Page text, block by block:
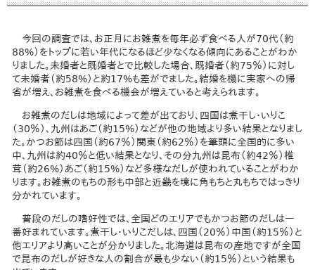
今回の調査では、お正月にお雑煮を毎年必ず食べる人が70代（約
88%）をトップに若い年代になるほど少なくなる傾向にあることがわか
りました。未婚者と既婚者とで比較した場合、既婚者（約75％）に対し
て未婚者（約58%）と約17%も差がでました。結婚を機に実家への帰
省が増え、お雑煮を食べる機会が増えていると考えられます。
お雑煮のだしは地域によって差が出ており、四国は煮干し・いりこ
（30％）、九州はあご（約15%）などが他の地域より多い結果となりまし
た。かつお節は四国（約67％）関東（約62％）を筆頭に全国的に多い
中、九州は約40％と低い結果となり、その分九州は昆布（約42％）椎
茸（約26%）あご（約15%）など多様なだしが使われていることがわか
ります。お雑煮のもちの形も中部と近畿を境に角もちと丸もちではっきり
分かれています。
普段のだしの嗜好性では、全国どのエリアでもかつお節のだしは一
番好まれています。煮干し・いりこだしは、四国（20％）中国（約15％）と
他エリアより高いことが分かりました。北海道は昆布の産地ですが全国
で昆布のだしが好きな人の割合が最も少ない（約15％）という結果も